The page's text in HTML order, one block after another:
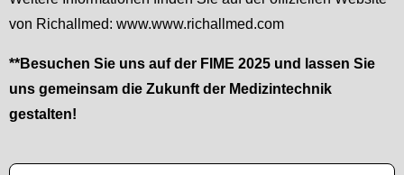
von Richallmed: www.www.richallmed.com
**Besuchen Sie uns auf der FIME 2025 und lassen Sie
uns gemeinsam die Zukunft der Medizintechnik
gestalten!